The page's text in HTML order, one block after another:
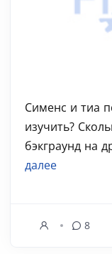
Сименс и тиа
изучить?
бэкграунд на
далее
8